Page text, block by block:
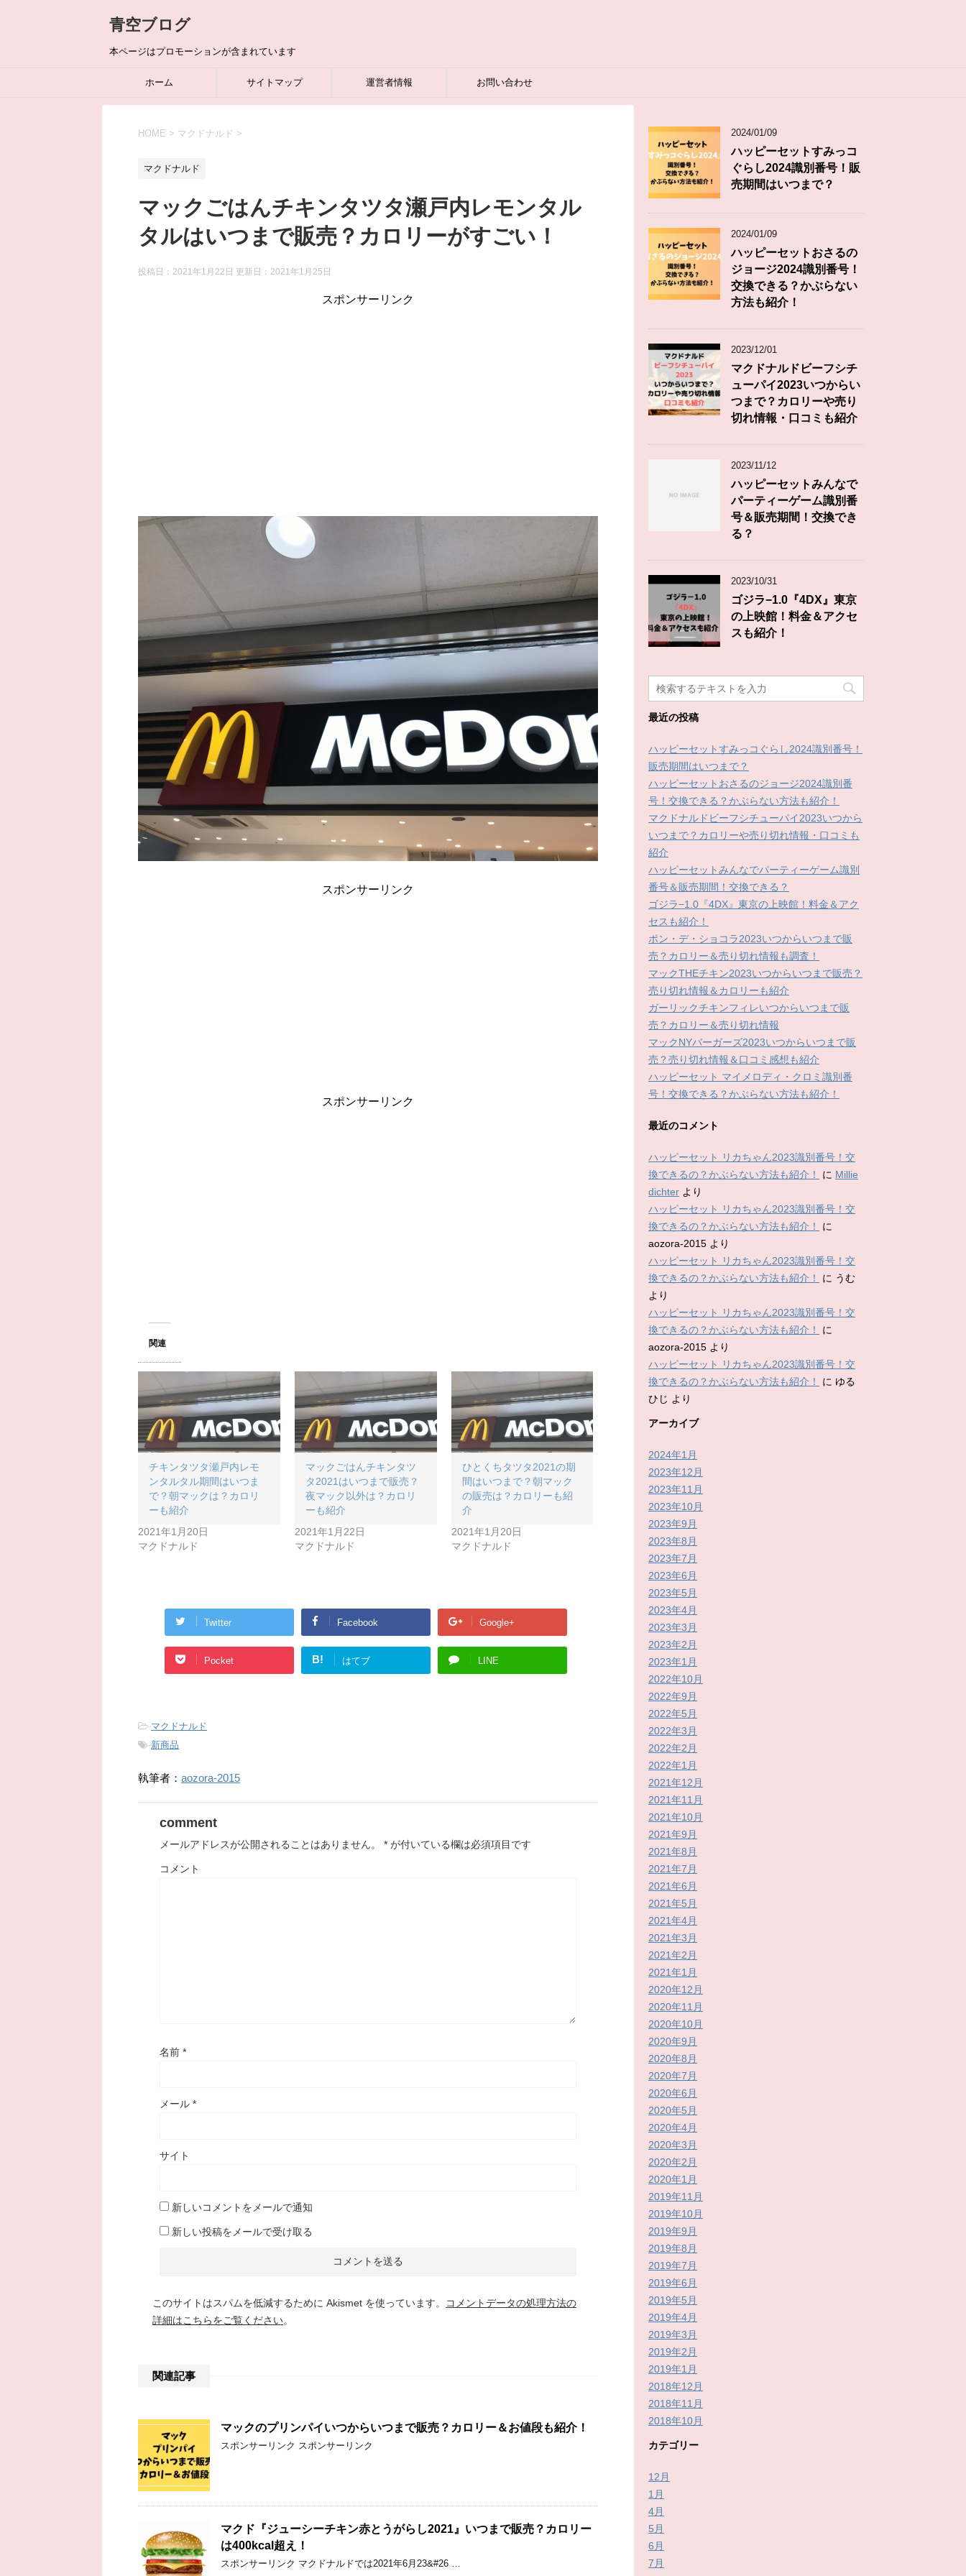
青空ブログ
本ページはプロモーションが含まれています
ホーム サイトマップ 運営者情報 お問い合わせ
HOME > マクドナルド >
マクドナルド
マックごはんチキンタツタ瀬戸内レモンタル
タルはいつまで販売？カロリーがすごい！
投稿日：2021年1月22日 更新日： 2021年1月25日
スポンサーリンク
スポンサーリンク
スポンサーリンク
関連
チキンタツタ瀬戸内レモ
ンタルタル期間はいつま
で？朝マックは？カロリ
ーも紹介
2021年1月20日
マクドナルド
マックごはんチキンタツ
タ2021はいつまで販売？
夜マック以外は？カロリ
ーも紹介
2021年1月22日
マクドナルド
ひとくちタツタ2021の期
間はいつまで？朝マック
の販売は？カロリーも紹
介
2021年1月20日
マクドナルド
Twitter Facebook Google+
Pocket B! はてブ LINE
-マクドナルド
-新商品
執筆者： aozora-2015
comment
メールアドレスが公開されることはありません。 * が付いている欄は必須項目です
コメント
名前 *
メール *
サイト
新しいコメントをメールで通知
新しい投稿をメールで受け取る
このサイトはスパムを低減するために Akismet を使っています。
コメントデータの処理方法の
詳細はこちらをご覧ください。
関連記事
マックのプリンパイいつからいつまで販売？カロリー＆お値段も紹介！
スポンサーリンク スポンサーリンク
マクド『ジューシーチキン赤とうがらし2021』いつまで販売？カロリー
は400kcal超え！
スポンサーリンク マクドナルドでは2021年6月23&#26 …
2024/01/09
ハッピーセットすみっコ
ぐらし2024識別番号！販
売期間はいつまで？
2024/01/09
ハッピーセットおさるの
ジョージ2024識別番号！
交換できる？かぶらない
方法も紹介！
2023/12/01
マクドナルドビーフシチ
ューパイ2023いつからい
つまで？カロリーや売り
切れ情報・口コミも紹介
2023/11/12
ハッピーセットみんなで
パーティーゲーム識別番
号＆販売期間！交換でき
る？
2023/10/31
ゴジラ−1.0『4DX』東京
の上映館！料金＆アクセ
スも紹介！
最近の投稿
ハッピーセットすみっコぐらし2024識別番号！
販売期間はいつまで？
ハッピーセットおさるのジョージ2024識別番
号！交換できる？かぶらない方法も紹介！
マクドナルドビーフシチューパイ2023いつから
いつまで？カロリーや売り切れ情報・口コミも
紹介
ハッピーセットみんなでパーティーゲーム識別
番号＆販売期間！交換できる？
ゴジラ−1.0『4DX』東京の上映館！料金＆アク
セスも紹介！
ポン・デ・ショコラ2023いつからいつまで販
売？カロリー＆売り切れ情報も調査！
マックTHEチキン2023いつからいつまで販売？
売り切れ情報＆カロリーも紹介
ガーリックチキンフィレいつからいつまで販
売？カロリー＆売り切れ情報
マックNYバーガーズ2023いつからいつまで販
売？売り切れ情報＆口コミ感想も紹介
ハッピーセット マイメロディ・クロミ識別番
号！交換できる？かぶらない方法も紹介！
最近のコメント
ハッピーセット リカちゃん2023識別番号！交
換できるの？かぶらない方法も紹介！
に Millie
dichter より
ハッピーセット リカちゃん2023識別番号！交
換できるの？かぶらない方法も紹介！
に
aozora-2015 より
ハッピーセット リカちゃん2023識別番号！交
換できるの？かぶらない方法も紹介！
に うむ
より
ハッピーセット リカちゃん2023識別番号！交
換できるの？かぶらない方法も紹介！
に
aozora-2015 より
ハッピーセット リカちゃん2023識別番号！交
換できるの？かぶらない方法も紹介！
に ゆる
ひじ より
アーカイブ
2024年1月
2023年12月
2023年11月
2023年10月
2023年9月
2023年8月
2023年7月
2023年6月
2023年5月
2023年4月
2023年3月
2023年2月
2023年1月
2022年10月
2022年9月
2022年5月
2022年3月
2022年2月
2022年1月
2021年12月
2021年11月
2021年10月
2021年9月
2021年8月
2021年7月
2021年6月
2021年5月
2021年4月
2021年3月
2021年2月
2021年1月
2020年12月
2020年11月
2020年10月
2020年9月
2020年8月
2020年7月
2020年6月
2020年5月
2020年4月
2020年3月
2020年2月
2020年1月
2019年11月
2019年10月
2019年9月
2019年8月
2019年7月
2019年6月
2019年5月
2019年4月
2019年3月
2019年2月
2019年1月
2018年12月
2018年11月
2018年10月
カテゴリー
12月
1月
4月
5月
6月
7月